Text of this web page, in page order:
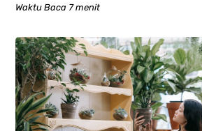
Waktu Baca 7 menit